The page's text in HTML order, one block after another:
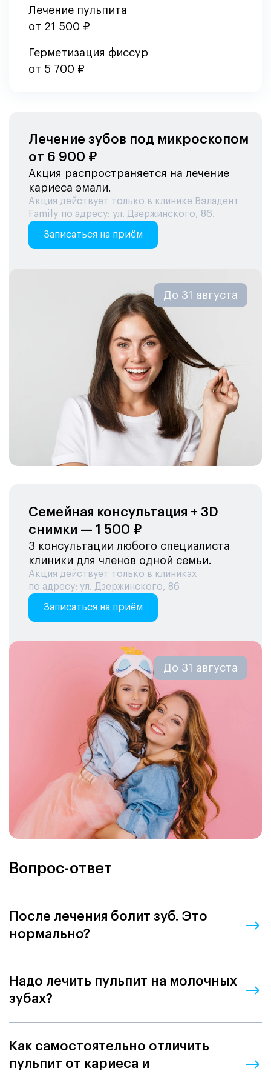
Лечение пульпита
от 21 500 ₽
Герметизация фиссур
от 5 700 ₽
Лечение зубов под микроскопом
от 6 900 ₽
Акция распространяется на лечение
кариеса эмали.
Акция действует только в клинике Вэладент
Family по адресу: ул. Дзержинского, 86.
Записаться на приём
До 31 августа
Семейная консультация + 3D
снимки — 1 500 ₽
3 консультации любого специалиста
клиники для членов одной семьи.
Акция действует только в клиниках
по адресу: ул. Дзержинского, 86
Записаться на приём
До 31 августа
Вопрос-ответ
После лечения болит зуб. Это
нормально?
Надо лечить пульпит на молочных
зубах?
Как самостоятельно отличить
пульпит от кариеса и